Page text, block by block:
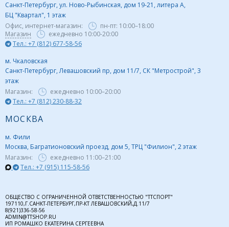
Санкт-Петербург, ул. Ново-Рыбинская, дом 19-21, литера А,
БЦ "Квартал", 1 этаж
Офис, интернет-магазин:
пн-пт: 10:00–18:00
Магазин
ежедневно 10:00-20:00
Тел.: +7 (812) 677-58-56
м. Чкаловская
Санкт-Петербург, Левашовский пр, дом 11/7, СК "Метрострой", 3
этаж
Магазин:
ежедневно 10:00–20:00
Тел.: +7 (812) 230-88-32
МОСКВА
м. Фили
Москва, Багратионовский проезд, дом 5, ТРЦ "Филион", 2 этаж
Магазин:
ежедневно 11:00–21:00
Тел.: +7 (915) 115-58-56
ОБЩЕСТВО С ОГРАНИЧЕННОЙ ОТВЕТСТВЕННОСТЬЮ "ТТСПОРТ"
197110,Г.САНКТ-ПЕТЕРБУРГ,ПР-КТ ЛЕВАШОВСКИЙ,Д.11/7
8(921)336-58-56
ADMIN@TTSHOP.RU
ИП РОМАШКО ЕКАТЕРИНА СЕРГЕЕВНА